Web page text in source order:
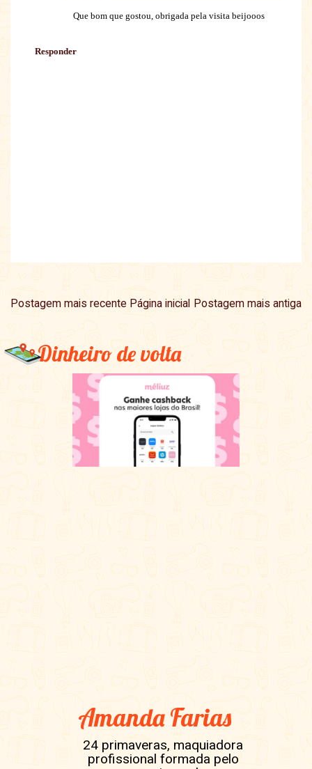
Que bom que gostou, obrigada pela visita beijooos
Responder
Postagem mais recente Postagem mais antiga
Página inicial
Dinheiro de volta
Amanda Farias
24 primaveras, maquiadora
profissional formada pelo